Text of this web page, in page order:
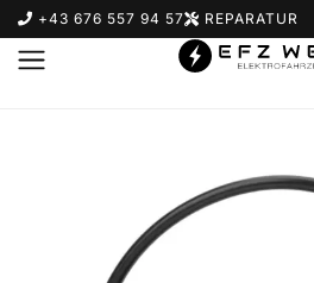
+43 676 557 94 57 REPARATUR